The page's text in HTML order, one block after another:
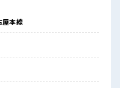
≫
！
ずOK♪
屋本線